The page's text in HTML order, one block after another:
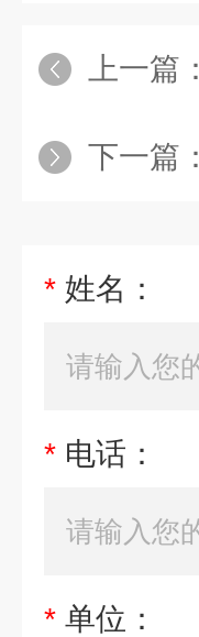
上一篇：
下一篇：
* 姓名：
* 电话：
* 单位：